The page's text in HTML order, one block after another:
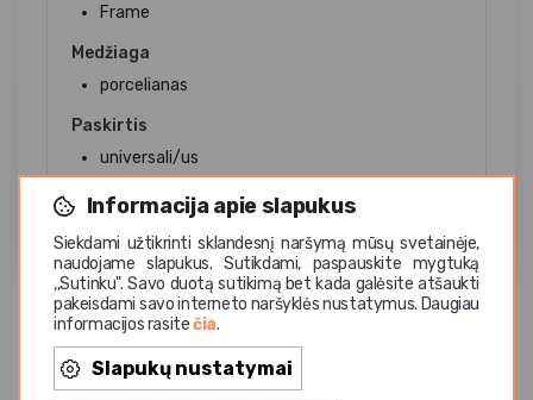
Informacija apie slapukus
Siekdami užtikrinti sklandesnį naršymą mūsų svetainėje,
naudojame slapukus. Sutikdami, paspauskite mygtuką
,,Sutinku". Savo duotą sutikimą bet kada galėsite atšaukti
pakeisdami savo interneto naršyklės nustatymus. Daugiau
informacijos rasitečia.
Slapukų nustatymai
Frame
Medžiaga
porcelianas
Paskirtis
universali/us